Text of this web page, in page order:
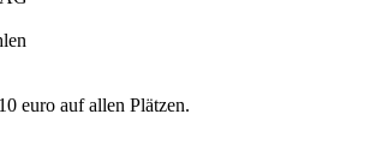
euro auf allen Plätzen.